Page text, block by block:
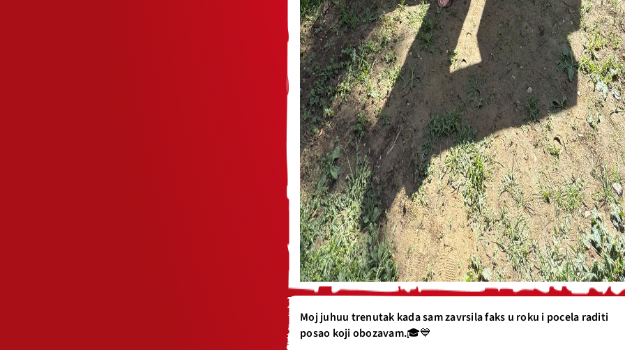
Moj juhuu trenutak kada sam zavrsila faks u roku i pocela raditi
posao koji obozavam.🎓💙